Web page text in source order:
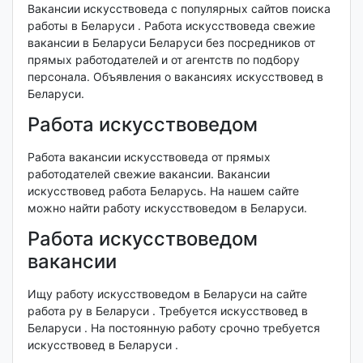
Вакансии искусствоведа с популярных сайтов поиска
работы в Беларуси . Работа искусствоведа свежие
вакансии в Беларуси Беларуси без посредников от
прямых работодателей и от агентств по подбору
персонала. Объявления о вакансиях искусствовед в
Беларуси.
Работа искусствоведом
Работа вакансии искусствоведа от прямых
работодателей свежие вакансии. Вакансии
искусствовед работа Беларусь. На нашем сайте
можно найти работу искусствоведом в Беларуси.
Работа искусствоведом
вакансии
Ищу работу искусствоведом в Беларуси на сайте
работа ру в Беларуси . Требуется искусствовед в
Беларуси . На постоянную работу срочно требуется
искусствовед в Беларуси .